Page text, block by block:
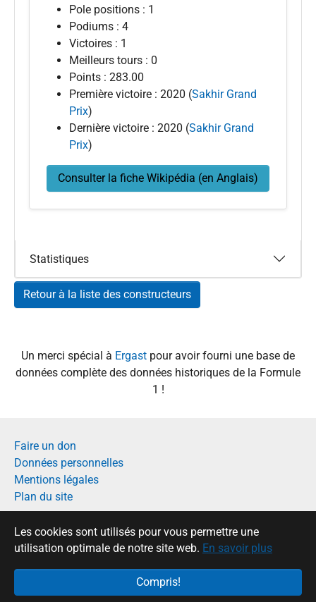
Les cookies sont utilisés pour vous permettre une
utilisation optimale de notre site web. En savoir plus
Compris!
Pole positions : 1
Podiums : 4
Victoires : 1
Meilleurs tours : 0
Points : 283.00
Première victoire : 2020 (Sakhir Grand
Prix)
Dernière victoire : 2020 (Sakhir Grand
Prix)
Consulter la fiche Wikipédia (en Anglais)
Statistiques
Retour à la liste des constructeurs
Un merci spécial à Ergast pour avoir fourni une base de
données complète des données historiques de la Formule
1 !
Faire un don
Données personnelles
Mentions légales
Plan du site
Français
English